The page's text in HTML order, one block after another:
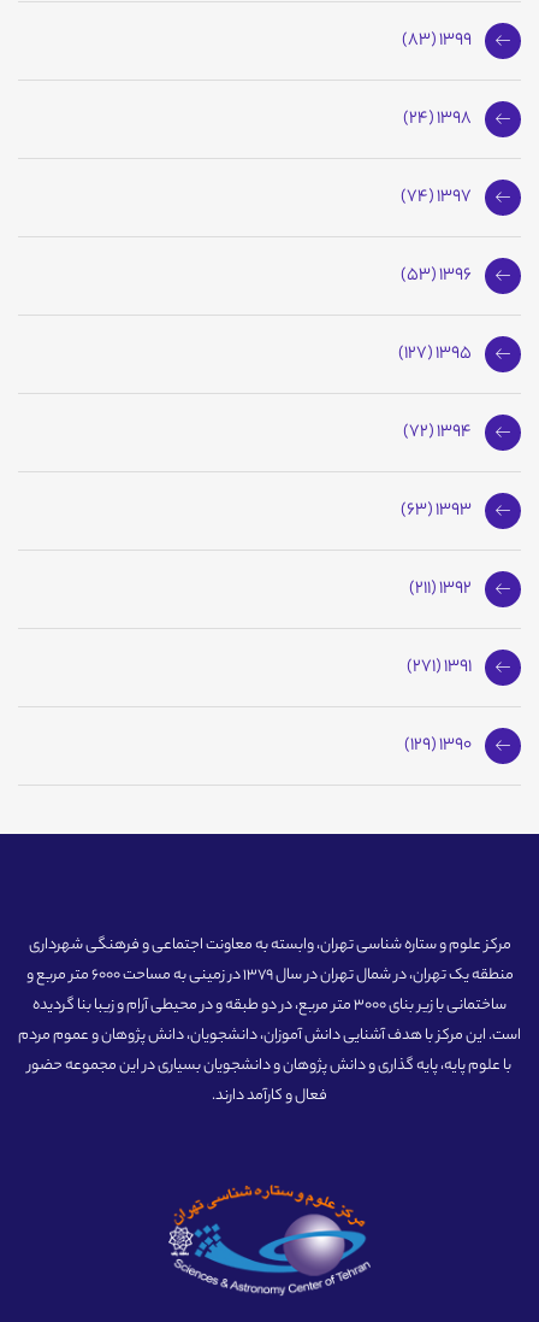
1399 (83)
1398 (24)
1397 (74)
1396 (53)
1395 (127)
1394 (72)
1393 (63)
1392 (211)
1391 (271)
1390 (129)
مرکز علوم و ستاره شناسی تهران، وابسته به معاونت اجتماعی و فرهنگی شهرداری
منطقه یک تهران، در شمال تهران در سال 1379 در زمینی به مساحت 6000 متر مربع و
ساختمانی با زیر بنای 3000 متر مربع، در دو طبقه و در محیطی آرام و زیبا بنا گردیده
است. این مرکز با هدف آشنایی دانش آموزان، دانشجویان، دانش پژوهان و عموم مردم
با علوم پایه، پایه گذاری و دانش پژوهان و دانشجویان بسیاری در این مجموعه حضور
فعال و کارآمد دارند.